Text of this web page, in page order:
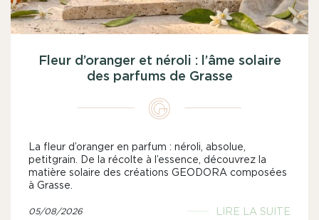
Fleur d’oranger et néroli : l’âme solaire
des parfums de Grasse
La fleur d’oranger en parfum : néroli, absolue,
petitgrain. De la récolte à l’essence, découvrez la
matière solaire des créations GEODORA composées
à Grasse.
05/08/2026 LIRE LA SUITE